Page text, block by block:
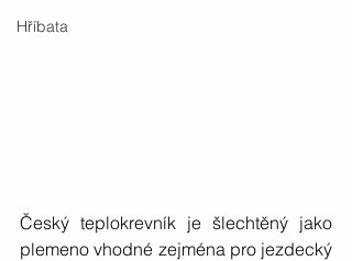
Hříbata
Český teplokrevník je šlechtěný jako
plemeno vhodné zejména pro jezdecký